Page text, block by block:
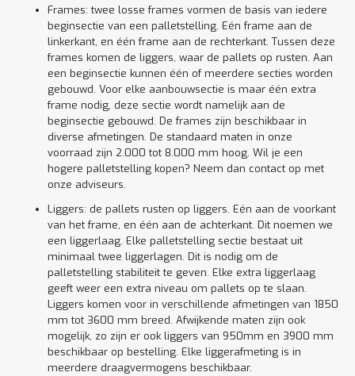
Frames: twee losse frames vormen de basis van iedere
beginsectie van een palletstelling. Eén frame aan de
linkerkant, en één frame aan de rechterkant. Tussen deze
frames komen de liggers, waar de pallets op rusten. Aan
een beginsectie kunnen één of meerdere secties worden
gebouwd. Voor elke aanbouwsectie is maar één extra
frame nodig, deze sectie wordt namelijk aan de
beginsectie gebouwd. De frames zijn beschikbaar in
diverse afmetingen. De standaard maten in onze
voorraad zijn 2.000 tot 8.000 mm hoog. Wil je een
hogere palletstelling kopen? Neem dan contact op met
onze adviseurs.
Liggers: de pallets rusten op liggers. Eén aan de voorkant
van het frame, en één aan de achterkant. Dit noemen we
een liggerlaag. Elke palletstelling sectie bestaat uit
minimaal twee liggerlagen. Dit is nodig om de
palletstelling stabiliteit te geven. Elke extra liggerlaag
geeft weer een extra niveau om pallets op te slaan.
Liggers komen voor in verschillende afmetingen van 1850
mm tot 3600 mm breed. Afwijkende maten zijn ook
mogelijk, zo zijn er ook liggers van 950mm en 3900 mm
beschikbaar op bestelling. Elke liggerafmeting is in
meerdere draagvermogens beschikbaar.